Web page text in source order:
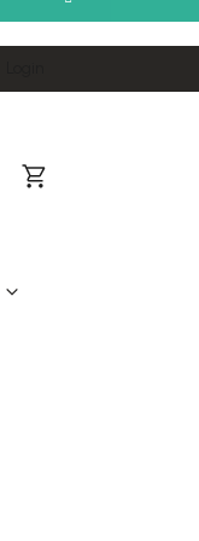
Warenkorb